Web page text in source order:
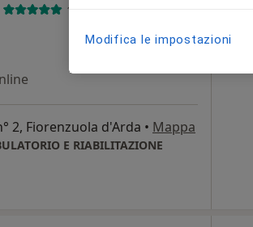
118 recensioni
2, Fiorenzuola d'Arda • Mappa
E RIABILITAZIONE
Modifica le impostazioni